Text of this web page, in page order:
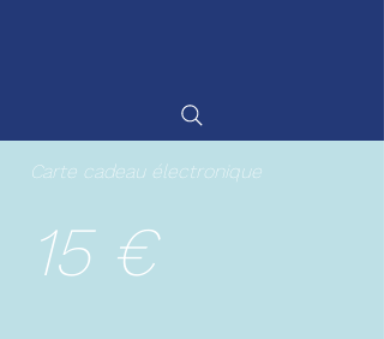
Carte cadeau électronique
15 €